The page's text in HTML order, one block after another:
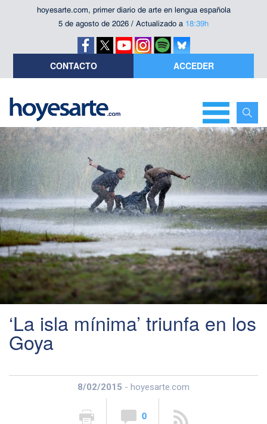
hoyesarte.com, primer diario de arte en lengua española
5 de agosto de 2026 / Actualizado a 18:39h
CONTACTO ACCEDER
‘La isla mínima’ triunfa en los
Goya
8/02/2015 - hoyesarte.com
0